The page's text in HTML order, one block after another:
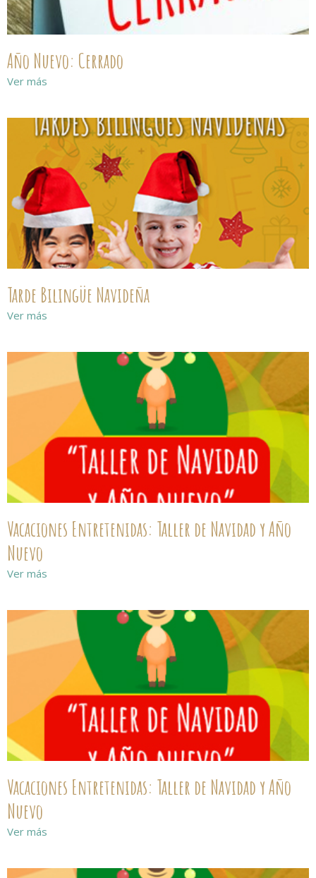
Año Nuevo: Cerrado
Ver más
Tarde Bilingüe Navideña
Ver más
Vacaciones Entretenidas: Taller de Navidad y Año
Nuevo
Ver más
Vacaciones Entretenidas: Taller de Navidad y Año
Nuevo
Ver más